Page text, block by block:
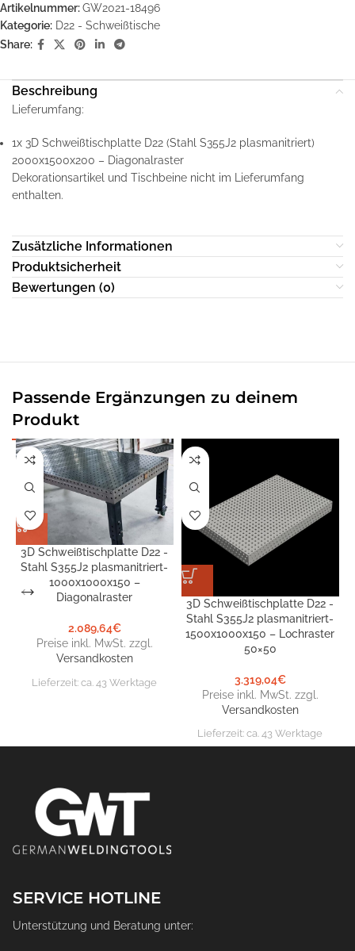
Artikelnummer:GW2021-18496
Kategorie: D22 - Schweißtische
Share:
Beschreibung
Lieferumfang:
1x 3D Schweißtischplatte D22 (Stahl S355J2 plasmanitriert)
2000x1500x200 – Diagonalraster
Dekorationsartikel und Tischbeine nicht im Lieferumfang
enthalten.
Zusätzliche Informationen
Produktsicherheit
Bewertungen (0)
Passende Ergänzungen zu deinem
Produkt
3D Schweißtischplatte D22 -
Stahl S355J2 plasmanitriert-
1000x1000x150 –
Diagonalraster
2.089,64€
Preise inkl. MwSt. zzgl.
Versandkosten
Lieferzeit:ca. 43 Werktage
3D Schweißtischplatte D22 -
Stahl S355J2 plasmanitriert-
1500x1000x150 – Lochraster
50×50
3.319,04€
Preise inkl. MwSt. zzgl.
Versandkosten
Lieferzeit:ca. 43 Werktage
SERVICE HOTLINE
Unterstützung und Beratung unter: